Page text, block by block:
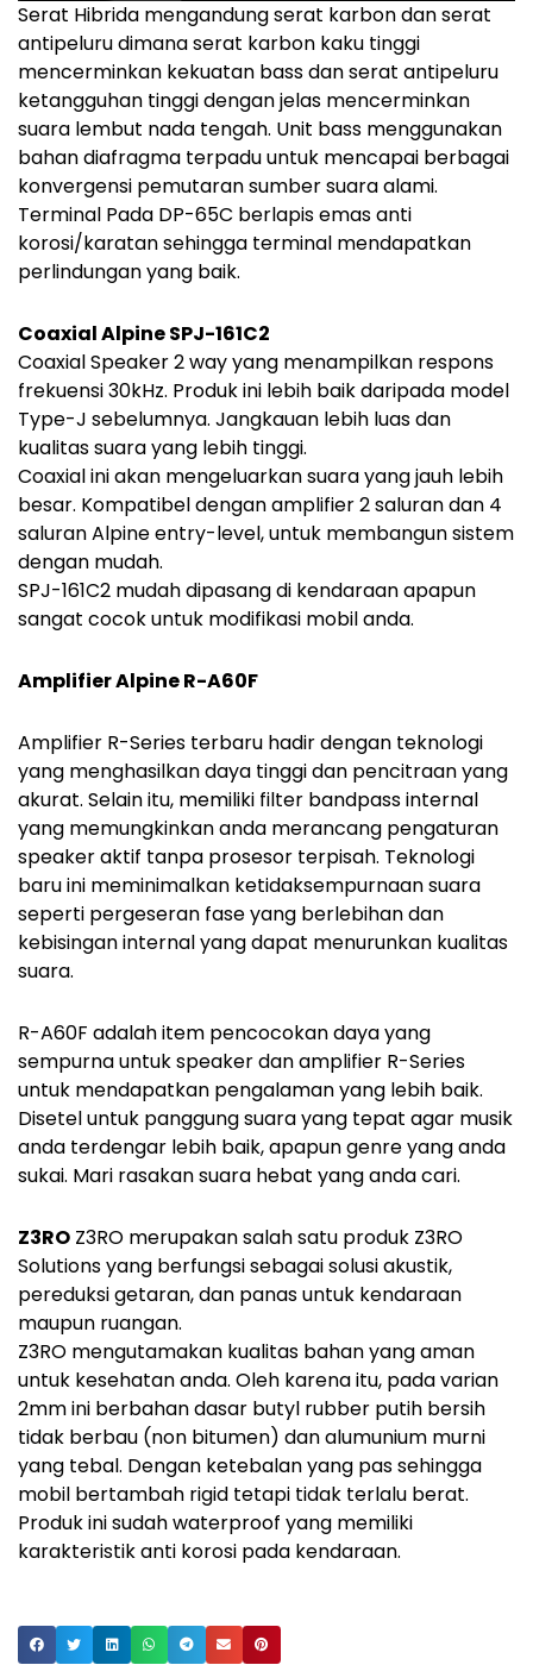
Serat Hibrida mengandung serat karbon dan serat
antipeluru dimana serat karbon kaku tinggi
mencerminkan kekuatan bass dan serat antipeluru
ketangguhan tinggi dengan jelas mencerminkan
suara lembut nada tengah. Unit bass menggunakan
bahan diafragma terpadu untuk mencapai berbagai
konvergensi pemutaran sumber suara alami.
Terminal Pada DP-65C berlapis emas anti
korosi/karatan sehingga terminal mendapatkan
perlindungan yang baik.
Coaxial Alpine SPJ-161C2
Coaxial Speaker 2 way yang menampilkan respons
frekuensi 30kHz. Produk ini lebih baik daripada model
Type-J sebelumnya. Jangkauan lebih luas dan
kualitas suara yang lebih tinggi.
Coaxial ini akan mengeluarkan suara yang jauh lebih
besar. Kompatibel dengan amplifier 2 saluran dan 4
saluran Alpine entry-level, untuk membangun sistem
dengan mudah.
SPJ-161C2 mudah dipasang di kendaraan apapun
sangat cocok untuk modifikasi mobil anda.
Amplifier Alpine R-A60F
Amplifier R-Series terbaru hadir dengan teknologi
yang menghasilkan daya tinggi dan pencitraan yang
akurat. Selain itu, memiliki filter bandpass internal
yang memungkinkan anda merancang pengaturan
speaker aktif tanpa prosesor terpisah. Teknologi
baru ini meminimalkan ketidaksempurnaan suara
seperti pergeseran fase yang berlebihan dan
kebisingan internal yang dapat menurunkan kualitas
suara.
R-A60F adalah item pencocokan daya yang
sempurna untuk speaker dan amplifier R-Series
untuk mendapatkan pengalaman yang lebih baik.
Disetel untuk panggung suara yang tepat agar musik
anda terdengar lebih baik, apapun genre yang anda
sukai. Mari rasakan suara hebat yang anda cari.
Z3RO Z3RO merupakan salah satu produk Z3RO
Solutions yang berfungsi sebagai solusi akustik,
pereduksi getaran, dan panas untuk kendaraan
maupun ruangan.
Z3RO mengutamakan kualitas bahan yang aman
untuk kesehatan anda. Oleh karena itu, pada varian
2mm ini berbahan dasar butyl rubber putih bersih
tidak berbau (non bitumen) dan alumunium murni
yang tebal. Dengan ketebalan yang pas sehingga
mobil bertambah rigid tetapi tidak terlalu berat.
Produk ini sudah waterproof yang memiliki
karakteristik anti korosi pada kendaraan.